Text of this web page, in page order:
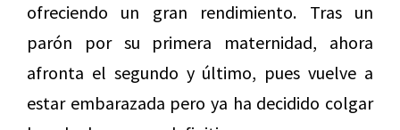
ofreciendo un gran rendimiento. Tras un
parón por su primera maternidad, ahora
afronta el segundo y último, pues vuelve a
estar embarazada pero ya ha decidido colgar